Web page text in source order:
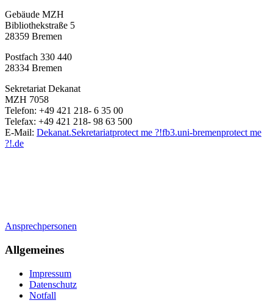
Gebäude MZH
Bibliothekstraße 5
28359 Bremen
Postfach 330 440
28334 Bremen
Sekretariat Dekanat
MZH 7058
Telefon: +49 421 218- 6 35 00
Telefax: +49 421 218- 98 63 500
E-Mail: Dekanat.Sekretariatprotect me ?!fb3.uni-bremenprotect me
?!.de
Ansprechpersonen
Allgemeines
Impressum
Datenschutz
Notfall